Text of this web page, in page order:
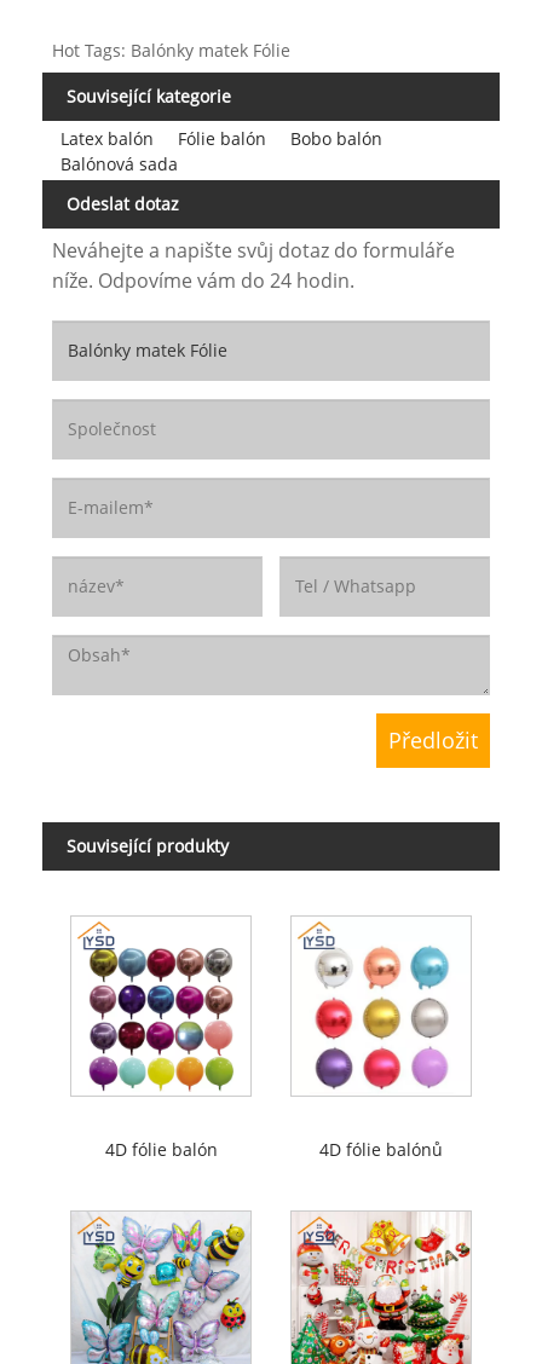
Hot Tags: Balónky matek Fólie
Související kategorie
Latex balón
Fólie balón
Bobo balón
Balónová sada
Odeslat dotaz
Neváhejte a napište svůj dotaz do formuláře
níže. Odpovíme vám do 24 hodin.
Související produkty
4D fólie balón 4D fólie balónů